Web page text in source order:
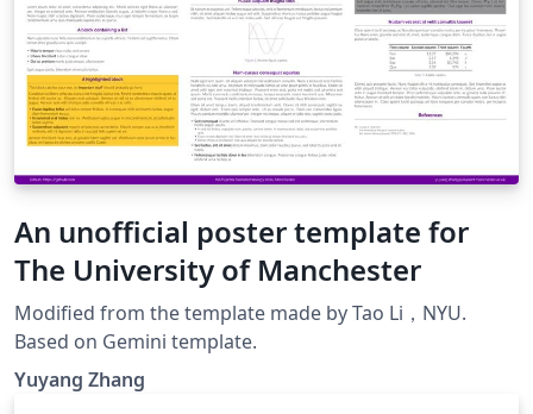
An unofficial poster template for
The University of Manchester
Modified from the template made by Tao Li，NYU.
Based on Gemini template.
Yuyang Zhang